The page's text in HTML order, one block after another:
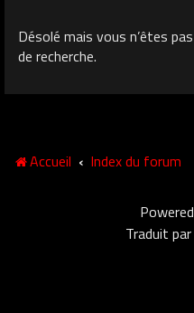
Désolé mais vous n’êtes
de recherche.
Accueil Index du forum
Traduit par